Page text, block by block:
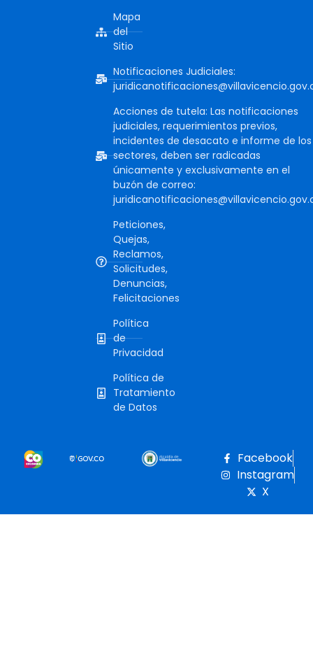
Mapa
del
Sitio
Notificaciones Judiciales:
Acciones de tutela: Las notificaciones
judiciales, requerimientos previos,
incidentes de desacato e informe de los
sectores, deben ser radicadas
únicamente y exclusivamente en el
buzón de correo:
Peticiones,
Quejas,
Reclamos,
Solicitudes,
Denuncias,
Felicitaciones
Política
de
Privacidad
Política de
Tratamiento
de Datos
Facebook
Instagram
X